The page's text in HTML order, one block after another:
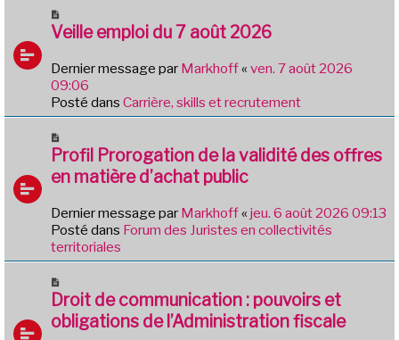
e
s
a
g
e
o
v
e
a
u
e
s
s
g
e
Veille emploi du 7 août 2026
Dernier message par Markhoff« ven. 7 août 2026
09:06
Posté dans Carrière, skills et recrutement
o
u
v
a
u
m
s
a
Profil Prorogation de la validité des offres
en matière d’achat public
Dernier message par Markhoff« jeu. 6 août 2026 09:13
Posté dans Forum des Juristes en collectivités
territoriales
o
u
v
Droit de communication : pouvoirs et
obligations de l’Administration fiscale